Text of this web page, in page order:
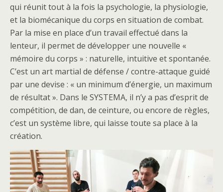
qui réunit tout à la fois la psychologie, la physiologie,
et la biomécanique du corps en situation de combat.
Par la mise en place d’un travail effectué dans la
lenteur, il permet de développer une nouvelle «
mémoire du corps » : naturelle, intuitive et spontanée.
C’est un art martial de défense / contre-attaque guidé
par une devise : « un minimum d’énergie, un maximum
de résultat ». Dans le SYSTEMA, il n’y a pas d’esprit de
compétition, de dan, de ceinture, ou encore de règles,
c’est un système libre, qui laisse toute sa place à la
création.